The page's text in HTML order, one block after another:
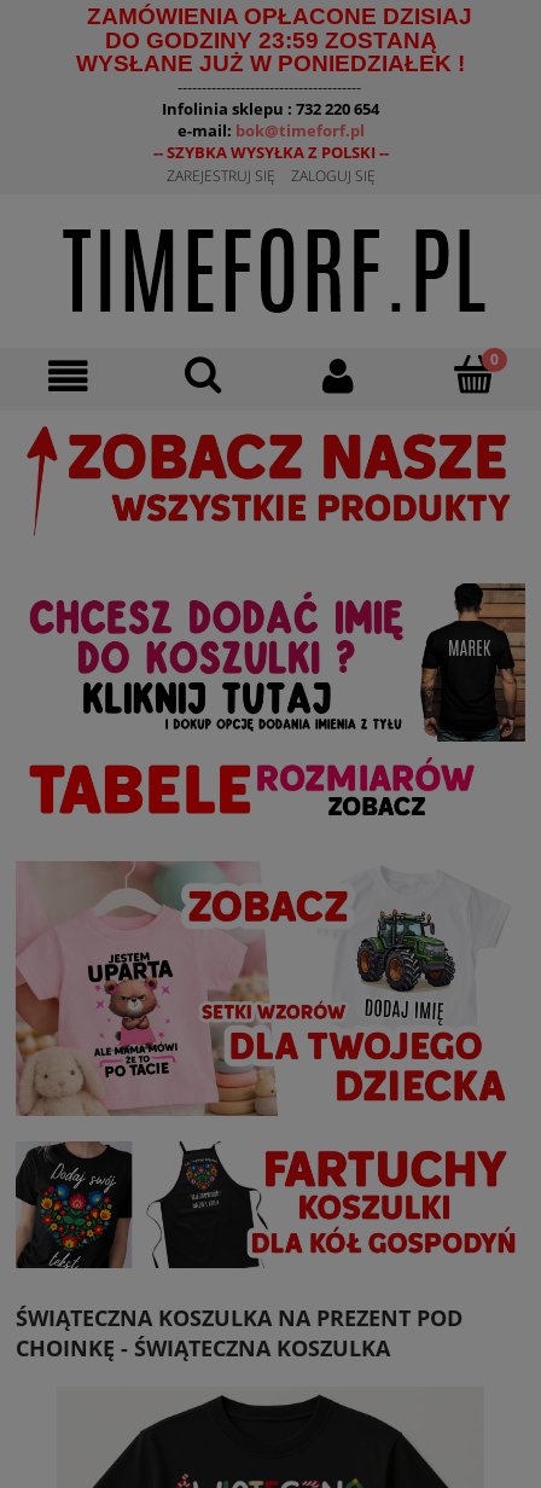
ZAMÓWIENIA OPŁACONE DZISIAJ
DO GODZINY 23:59 ZOSTANĄ
WYSŁANE JUŻ W PONIEDZIAŁEK !
--------------------------------------
Infolinia sklepu : 732 220 654
e-mail: bok@timeforf.pl
-- SZYBKA WYSYŁKA Z POLSKI --
ZAREJESTRUJ SIĘ ZALOGUJ SIĘ
ŚWIĄTECZNA KOSZULKA NA PREZENT POD
CHOINKĘ - ŚWIĄTECZNA KOSZULKA